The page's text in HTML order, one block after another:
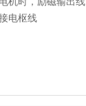
电枢线